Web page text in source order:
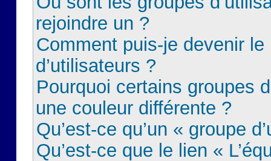
rejoindre un ?
Comment puis-je devenir le
d’utilisateurs ?
Pourquoi certains groupes
une couleur différente ?
Qu’est-ce qu’un « groupe
Qu’est-ce que le lien «